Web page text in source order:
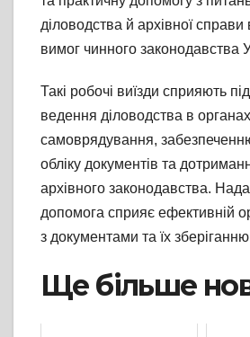
діловодства й архівної справи
вимог чинного законодавства
Такі робочі виїзди сприяють
ведення діловодства в
самоврядування,
обліку документів та
архівного законодавства.
допомога сприяє ефективній
з документами та їх
Ще більше